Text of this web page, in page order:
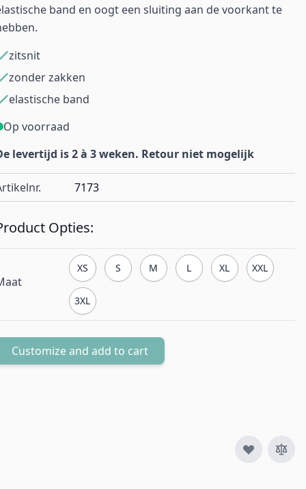
band en oogt een sluiting aan de voorkant te
zitsnit
zonder zakken
elastische band
Op voorraad
levertijd is 2 à 3 weken. Retour niet mogelijk
7173
Opties:
XS S M L XL XXL
3XL
Customize and add to cart